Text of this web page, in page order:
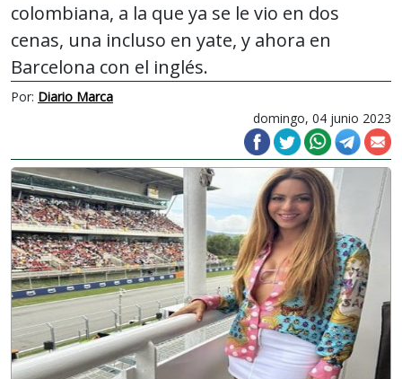
colombiana, a la que ya se le vio en dos
cenas, una incluso en yate, y ahora en
Barcelona con el inglés.
Por: Diario Marca
domingo, 04 junio 2023